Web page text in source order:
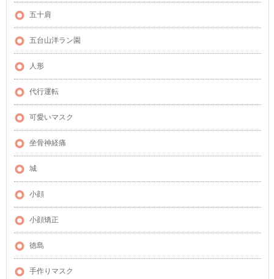
五十肩
五台山洋ラン園
人形
代行運転
可愛いマスク
坐骨神経痛
城
小顔
小顔矯正
徳島
手作りマスク